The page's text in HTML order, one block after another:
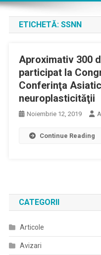
ETICHETĂ: SSNN
Aproximativ 300
participat la
Conferinţa
neuroplasticităţii
Noiembrie 12, 2019
Continue Reading
CATEGORII
Articole
Avizari